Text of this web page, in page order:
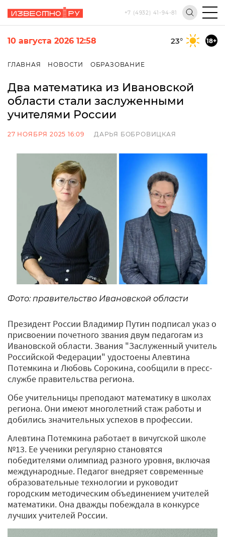
+7 (4932) 41-94-81
10 августа 2026 12:58 23° 18+
ГЛАВНАЯ НОВОСТИ ОБРАЗОВАНИЕ
Два математика из Ивановской
области стали заслуженными
учителями России
27 НОЯБРЯ 2025 16:09 ДАРЬЯ БОБРОВИЦКАЯ
Фото: правительство Ивановской области
Президент России Владимир Путин подписал указ о
присвоении почетного звания двум педагогам из
Ивановской области. Звания "Заслуженный учитель
Российской Федерации" удостоены Алевтина
Потемкина и Любовь Сорокина, сообщили в пресс-
службе правительства региона.
Обе учительницы преподают математику в школах
региона. Они имеют многолетний стаж работы и
добились значительных успехов в профессии.
Алевтина Потемкина работает в вичугской школе
№13. Ее ученики регулярно становятся
победителями олимпиад разного уровня, включая
международные. Педагог внедряет современные
образовательные технологии и руководит
городским методическим объединением учителей
математики. Она дважды побеждала в конкурсе
лучших учителей России.